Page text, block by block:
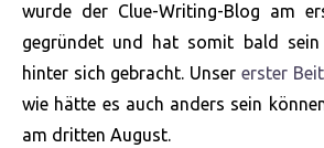
wurde der Clue-Writing-Blog am
gegründet und hat somit bald sein
hinter sich gebracht. Unser erster
wie hätte es auch anders sein
am dritten August.